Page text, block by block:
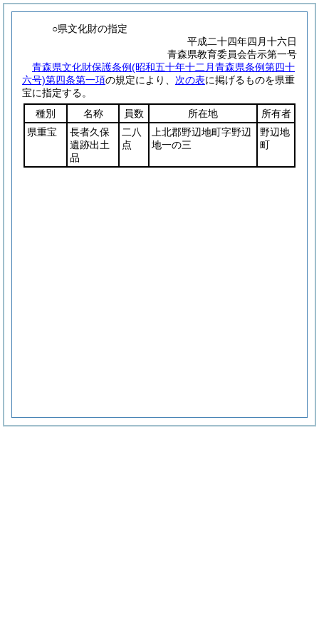
○県文化財の指定
平成二十四年四月十六日
青森県教育委員会告示第一号
青森県文化財保護条例(昭和五十年十二月青森県条例第四十
六号)第四条第一項の規定により、 次の表に掲げるものを県重
宝に指定する。
種別
名称 員数 所在地
所有者
県重宝
長者久保
遺跡出土
品
二八
点
上北郡野辺地町字野辺
地一の三
野辺地
町